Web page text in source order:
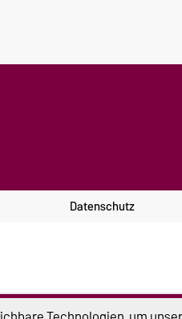
Datenschutz